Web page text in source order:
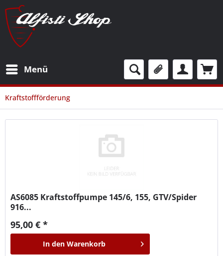
Menü
Kraftstoffförderung
AS6085 Kraftstoffpumpe 145/6, 155, GTV/Spider
916...
95,00 € *
In den Warenkorb